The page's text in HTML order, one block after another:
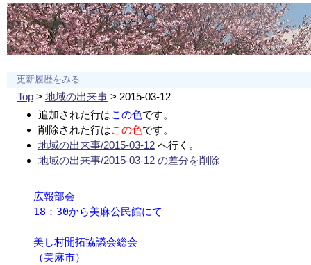
更新履歴をみる
Top> 地域の出来事> 2015-03-12
追加された行はこの色です。
削除された行はこの色です。
地域の出来事/2015-03-12へ行く。
地域の出来事/2015-03-12 の差分を削除
広報部会
18：30から美麻公民館にて
美し村開拓協議会総会
（美麻市）